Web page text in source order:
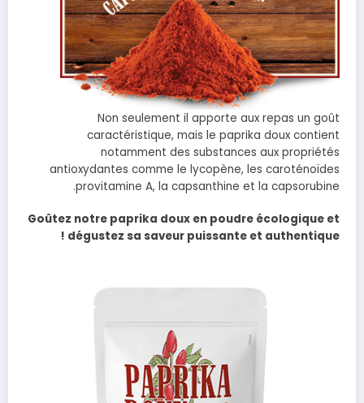
Non seulement il apporte aux repas un goût
caractéristique, mais le paprika doux contient
notamment des substances aux propriétés
antioxydantes comme le lycopène, les caroténoïdes
provitamine A, la capsanthine et la capsorubine.
Goûtez notre paprika doux en poudre écologique et
dégustez sa saveur puissante et authentique !